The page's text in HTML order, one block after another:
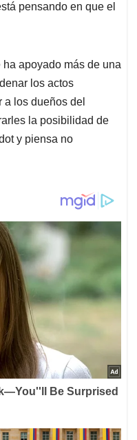
pensando en que el
apoyado más de una
los actos
los dueños del
la posibilidad de
y piensa no